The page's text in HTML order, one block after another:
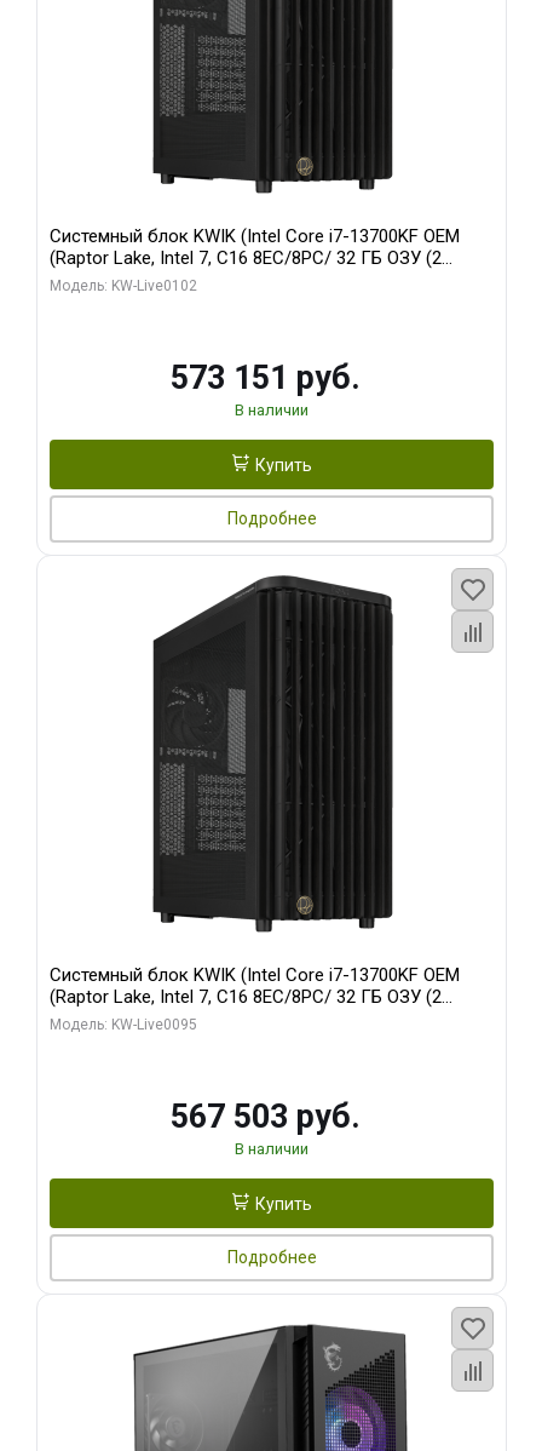
Системный блок KWIK (Intel Core i7-13700KF OEM
(Raptor Lake, Intel 7, C16 8EC/8PC/ 32 ГБ ОЗУ (2
модуля)/ Afox RTX4090 24GB GDDR6X 384-Bit 3xDP
Модель: KW-Live0102
573 151 руб.
В наличии
Купить
Подробнее
Системный блок KWIK (Intel Core i7-13700KF OEM
(Raptor Lake, Intel 7, C16 8EC/8PC/ 32 ГБ ОЗУ (2
модуля)/ Afox RTX4090 24GB GDDR6X 384-Bit 3xDP
Модель: KW-Live0095
567 503 руб.
В наличии
Купить
Подробнее